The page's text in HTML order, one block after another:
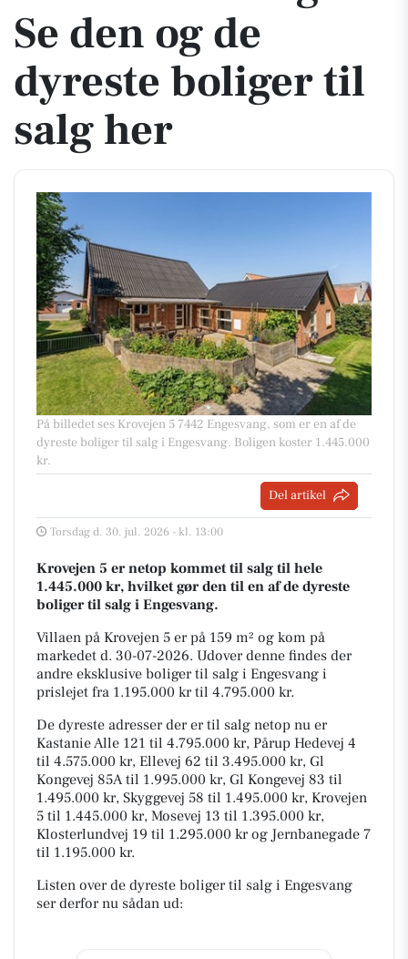
Se den og de
dyreste boliger til
salg her
På billedet ses Krovejen 5 7442 Engesvang, som er en af de
dyreste boliger til salg i Engesvang. Boligen koster 1.445.000
kr.
Del artikel
Torsdag d. 30. jul. 2026 - kl. 13:00
Krovejen 5 er netop kommet til salg til hele
1.445.000 kr, hvilket gør den til en af de dyreste
boliger til salg i Engesvang.
Villaen på Krovejen 5 er på 159 m² og kom på
markedet d. 30-07-2026. Udover denne findes der
andre eksklusive boliger til salg i Engesvang i
prislejet fra 1.195.000 kr til 4.795.000 kr.
De dyreste adresser der er til salg netop nu er
Kastanie Alle 121 til 4.795.000 kr, Pårup Hedevej 4
til 4.575.000 kr, Ellevej 62 til 3.495.000 kr, Gl
Kongevej 85A til 1.995.000 kr, Gl Kongevej 83 til
1.495.000 kr, Skyggevej 58 til 1.495.000 kr, Krovejen
5 til 1.445.000 kr, Mosevej 13 til 1.395.000 kr,
Klosterlundvej 19 til 1.295.000 kr og Jernbanegade 7
til 1.195.000 kr.
Listen over de dyreste boliger til salg i Engesvang
ser derfor nu sådan ud: